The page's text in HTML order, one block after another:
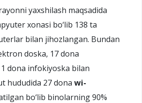
yaxshilash maqsadida
xonasi bo‘lib 138 ta
bilan jihozlangan. Bundan
doska, 17 dona
dona infokiyoska bilan
hududida 27 dona wi-
bo‘lib binolarning 90%